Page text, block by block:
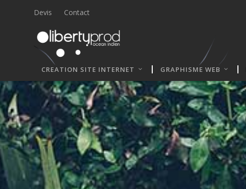
Devis Contact
CREATION SITE INTERNET GRAPHISME WEB